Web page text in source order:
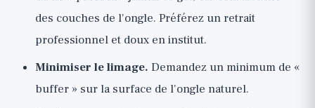
des couches de l'ongle. Préférez un retrait
professionnel et doux en institut.
Minimiser le limage. Demandez un minimum de «
buffer » sur la surface de l'ongle naturel.